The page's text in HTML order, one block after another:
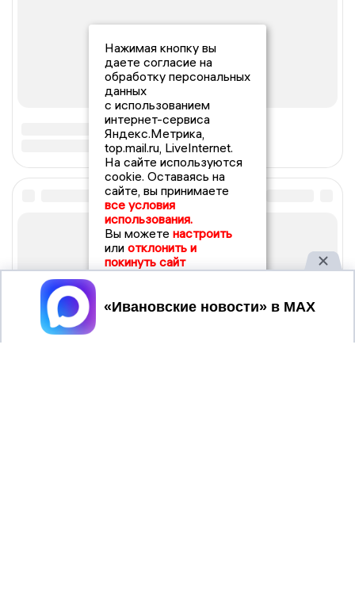
Нажимая кнопку вы
даете согласие на
обработку персональных
данных
с использованием
интернет-сервиса
Яндекс.Метрика,
top.mail.ru, LiveInternet.
На сайте используются
cookie. Оставаясь на
сайте, вы принимаете
все условия
использования.
Вы можете настроить
или отклонить и
покинуть сайт
Принять